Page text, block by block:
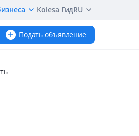
Kolesa ГидRU
Подать объявление